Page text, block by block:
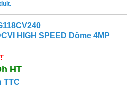
HIGH SPEED Dôme 4MP
HT
TTC